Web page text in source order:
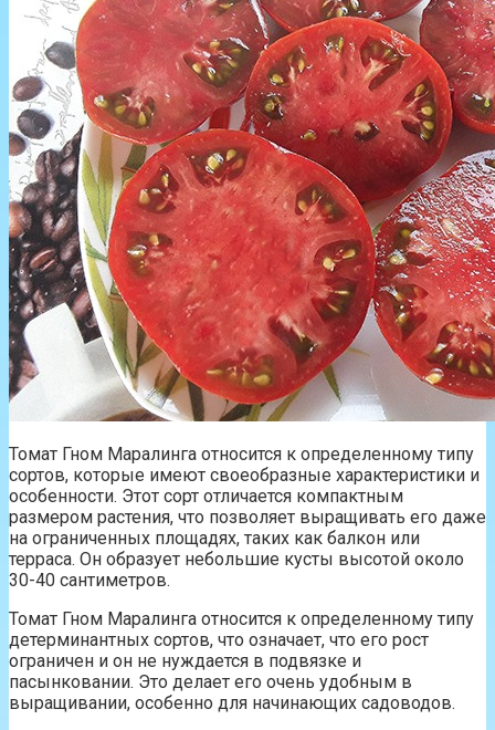
Томат Гном Маралинга относится к определенному типу
сортов, которые имеют своеобразные характеристики и
особенности. Этот сорт отличается компактным
размером растения, что позволяет выращивать его даже
на ограниченных площадях, таких как балкон или
терраса. Он образует небольшие кусты высотой около
30-40 сантиметров.
Томат Гном Маралинга относится к определенному типу
детерминантных сортов, что означает, что его рост
ограничен и он не нуждается в подвязке и
пасынковании. Это делает его очень удобным в
выращивании, особенно для начинающих садоводов.